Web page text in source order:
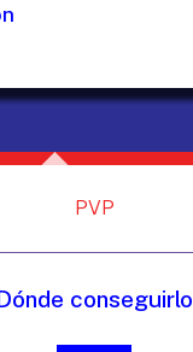
PVP
conseguirlo